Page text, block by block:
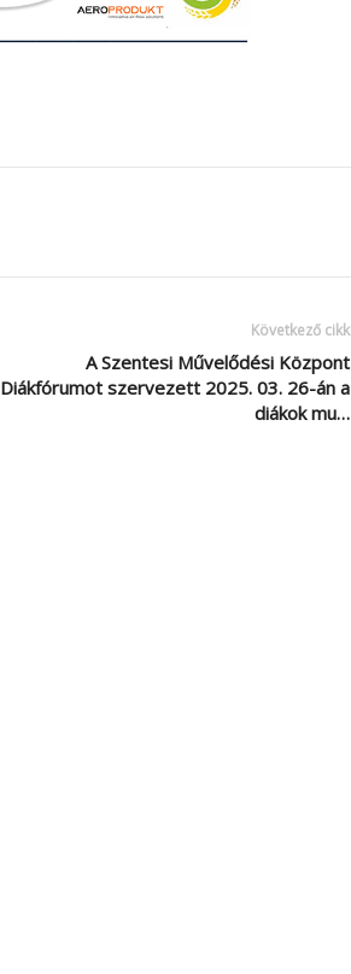
Következő cikk
A Szentesi Művelődési Központ
Diákfórumot szervezett 2025. 03. 26-án a
diákok mu…